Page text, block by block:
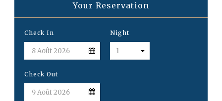
Your Reservation
Check In Night
Check Out